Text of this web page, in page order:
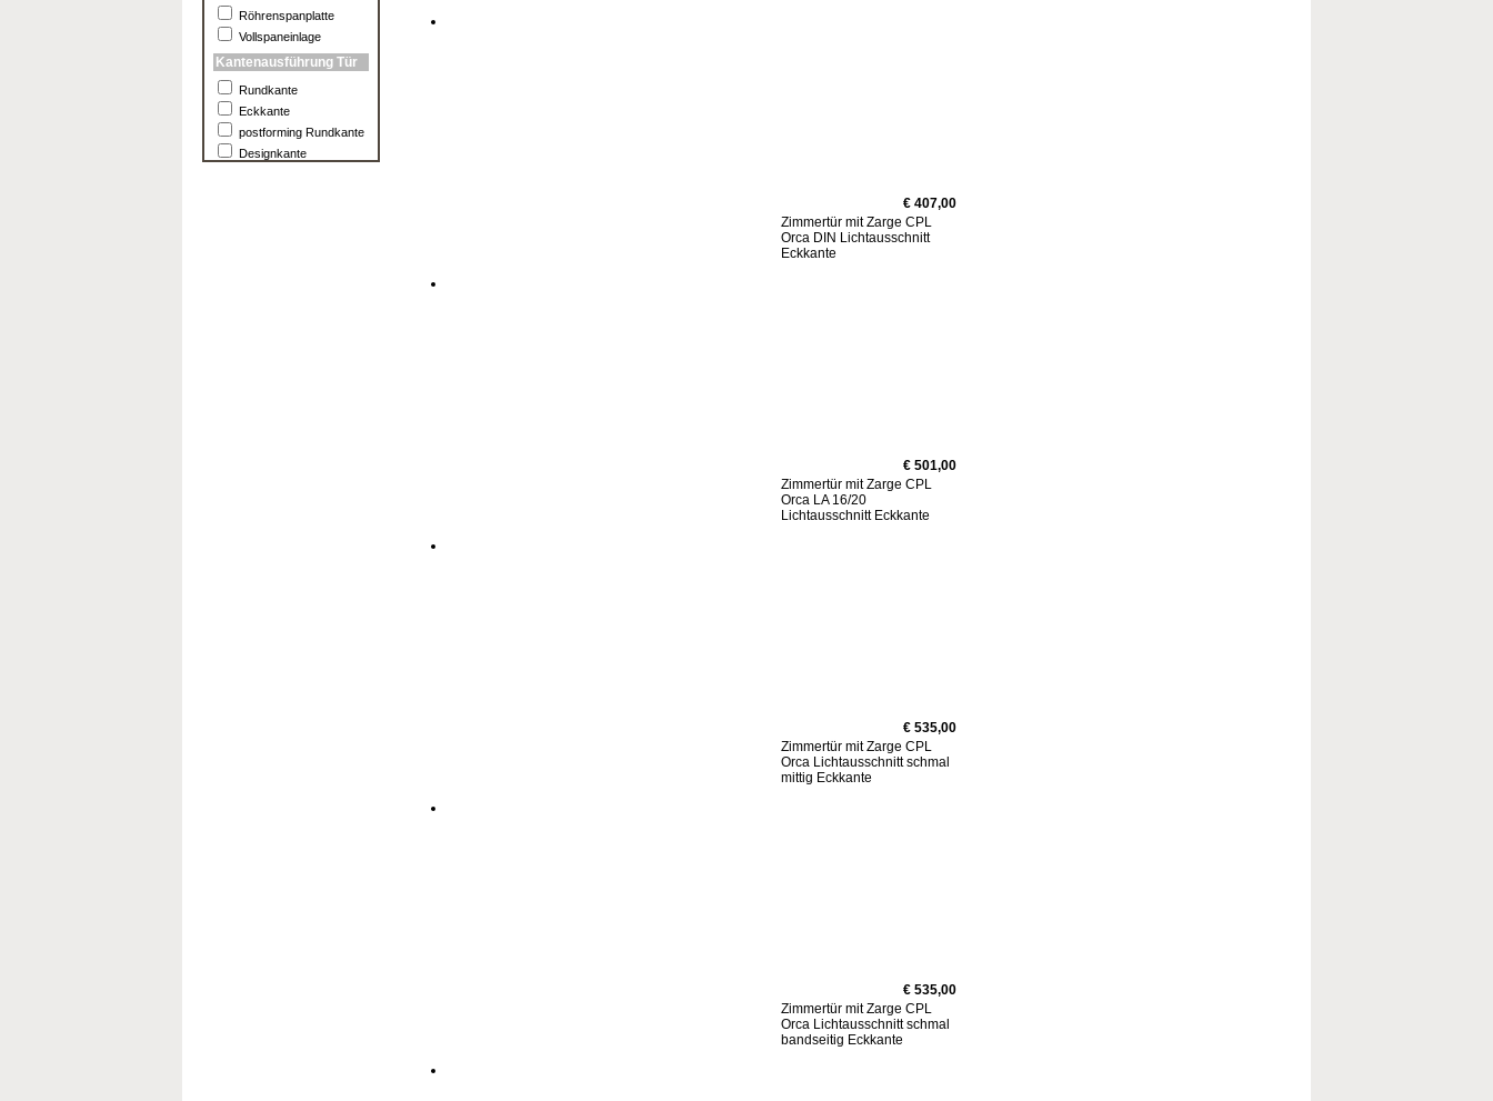
€ 407,00
Zimmertür mit Zarge CPL
Orca DIN Lichtausschnitt
Eckkante
€ 501,00
Zimmertür mit Zarge CPL
Orca LA 16/20
Lichtausschnitt Eckkante
€ 535,00
Zimmertür mit Zarge CPL
Orca Lichtausschnitt schmal
mittig Eckkante
€ 535,00
Zimmertür mit Zarge CPL
Orca Lichtausschnitt schmal
bandseitig Eckkante
Röhrenspanplatte
Vollspaneinlage
Kantenausführung Tür
Rundkante
Eckkante
postforming Rundkante
Designkante